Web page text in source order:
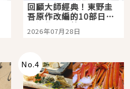
回顧大師經典！東野圭
吾原作改編的10部日本
影視作品推薦
2026年07月28日
No.4